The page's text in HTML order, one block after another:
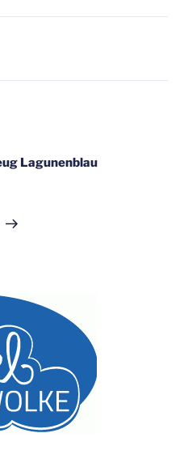
Lagunenblau